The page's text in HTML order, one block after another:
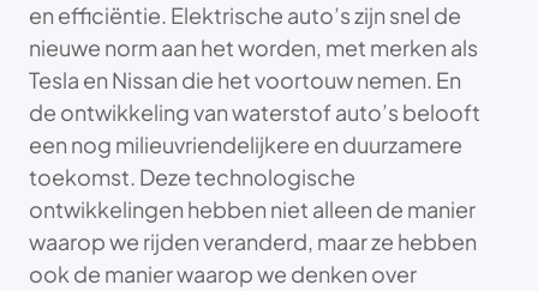
en efficiëntie. Elektrische auto’s zijn snel de
nieuwe norm aan het worden, met merken als
Tesla en Nissan die het voortouw nemen. En
de ontwikkeling van waterstof auto’s belooft
een nog milieuvriendelijkere en duurzamere
toekomst. Deze technologische
ontwikkelingen hebben niet alleen de manier
waarop we rijden veranderd, maar ze hebben
ook de manier waarop we denken over